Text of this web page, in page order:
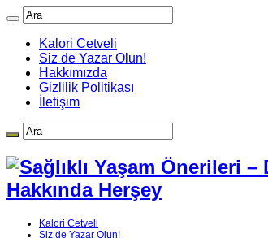
Kalori Cetveli
Siz de Yazar Olun!
Hakkımızda
Gizlilik Politikası
İletişim
Hakkında Herşey
Kalori Cetveli
Siz de Yazar Olun!